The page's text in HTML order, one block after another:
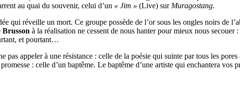
au quai du souvenir, celui d’un « Jim » (Live) sur Muragostang.
qui réveille un mort. Ce groupe possède de l’or sous les ongles noirs de
à la réalisation ne cessent de nous hanter pour mieux nous
et pourtant…
appeler à une résistance : celle de la poésie qui suinte par tous les
: celle d’un baptême. Le baptême d’une artiste qui enchantera vos